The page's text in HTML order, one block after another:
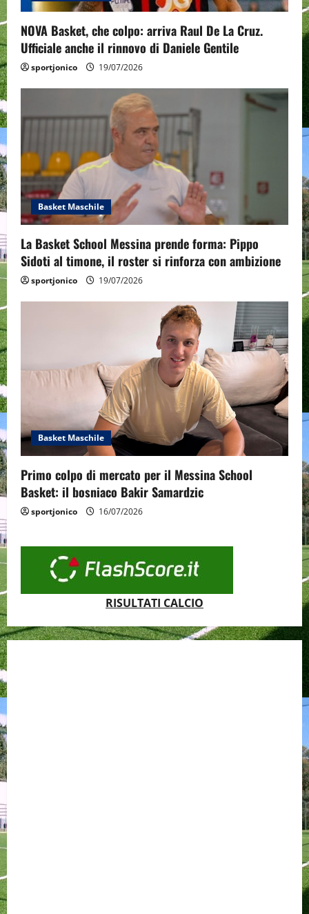
o
n
NOVA Basket, che colpo: arriva Raul De La Cruz.
Ufficiale anche il rinnovo di Daniele Gentile
sportjonico 19/07/2026
Basket Maschile
La Basket School Messina prende forma: Pippo
Sidoti al timone, il roster si rinforza con ambizione
sportjonico 19/07/2026
Basket Maschile
Primo colpo di mercato per il Messina School
Basket: il bosniaco Bakir Samardzic
sportjonico 16/07/2026
RISULTATI CALCIO